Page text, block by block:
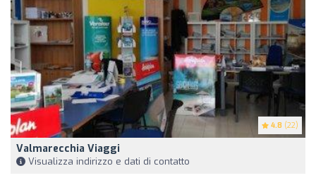
4.8 (22)
Valmarecchia Viaggi
Visualizza indirizzo e dati di contatto